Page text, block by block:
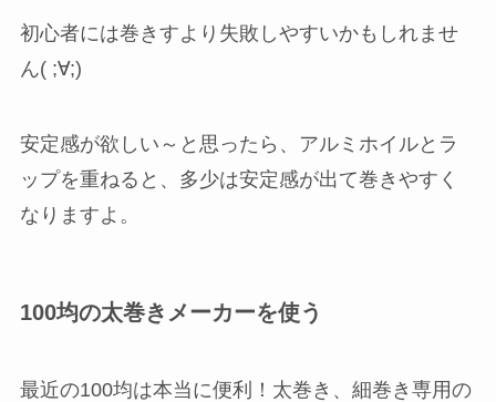
初心者には巻きすより失敗しやすいかもしれませ
ん( ;∀;)
安定感が欲しい～と思ったら、アルミホイルとラ
ップを重ねると、多少は安定感が出て巻きやすく
なりますよ。
100均の太巻きメーカーを使う
最近の100均は本当に便利！太巻き、細巻き専用の